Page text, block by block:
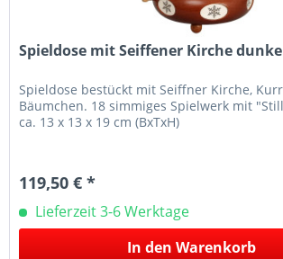
Spieldose mit Seiffener Kirche
Spieldose bestückt mit Seiffner Kirche,
Bäumchen. 18 simmiges Spielwerk mit
ca. 13 x 13 x 19 cm (BxTxH)
119,50 € *
Lieferzeit 3-6 Werktage
In den Warenkorb